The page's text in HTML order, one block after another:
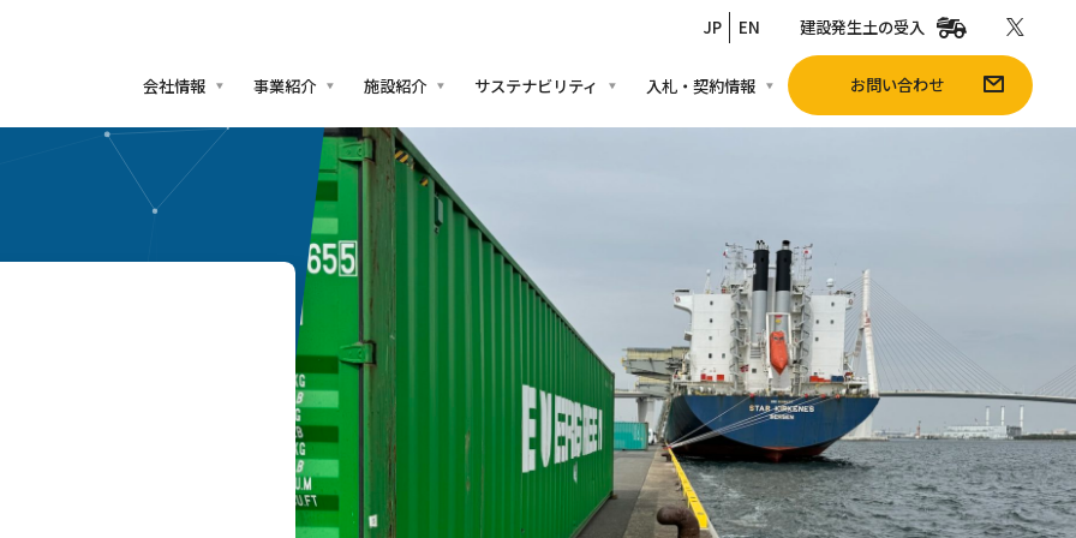
会社情報 事業紹介 施設紹介 サステナビリティ 入札・契約情報 お問い合わせ
JP EN 建設発生土の受入